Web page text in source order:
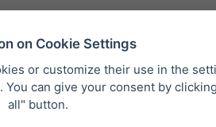
Qui sommes-nous?
on Cookie Settings
or customize their use in the
You can give your consent by
all" button.